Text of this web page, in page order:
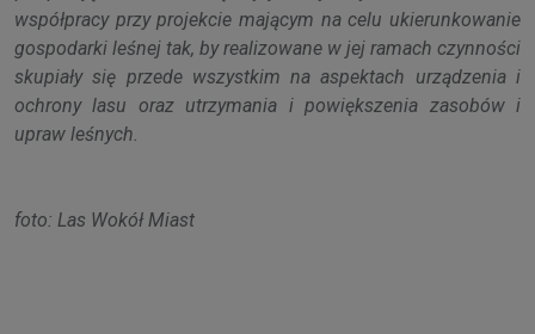
współpracy przy projekcie mającym na celu ukierunkowanie
gospodarki leśnej tak, by realizowane w jej ramach czynności
skupiały się przede wszystkim na aspektach urządzenia i
ochrony lasu oraz utrzymania i powiększenia zasobów i
upraw leśnych.
foto: Las Wokół Miast